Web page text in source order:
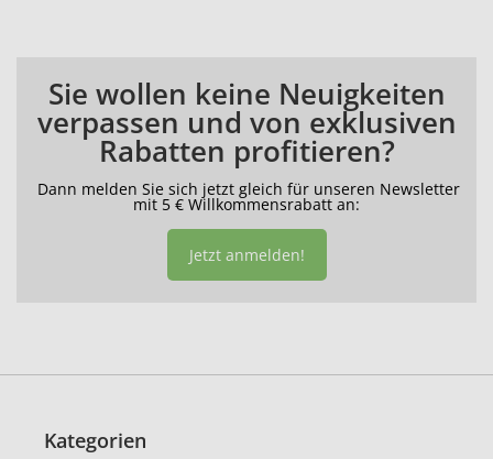
Sie wollen keine Neuigkeiten
verpassen und von exklusiven
Rabatten profitieren?
Dann melden Sie sich jetzt gleich für unseren Newsletter
mit 5 € Willkommensrabatt an:
Jetzt anmelden!
Kategorien